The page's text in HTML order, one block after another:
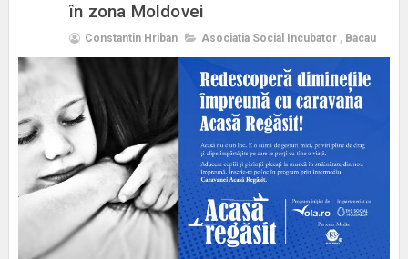
în zona Moldovei
Constantin Hriban Asociatia Social Incubator , Bacau